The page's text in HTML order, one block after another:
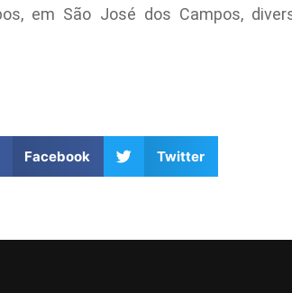
em São José dos Campos,
Facebook Twitter